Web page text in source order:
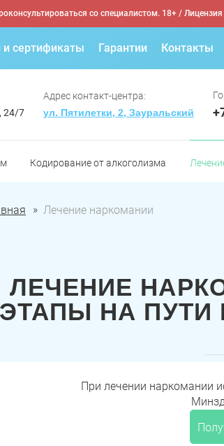
со специалистом. 18+ /
и сертификаты Гарантии Контакты
24/7
Адрес контакт-центра:
ул. Пятилетки, 2, Зауральский
Кодирование от алкоголизма
Лечение наркомании
ЛЕЧЕНИЕ
ЭТАПЫ НА
При лечении наркомании